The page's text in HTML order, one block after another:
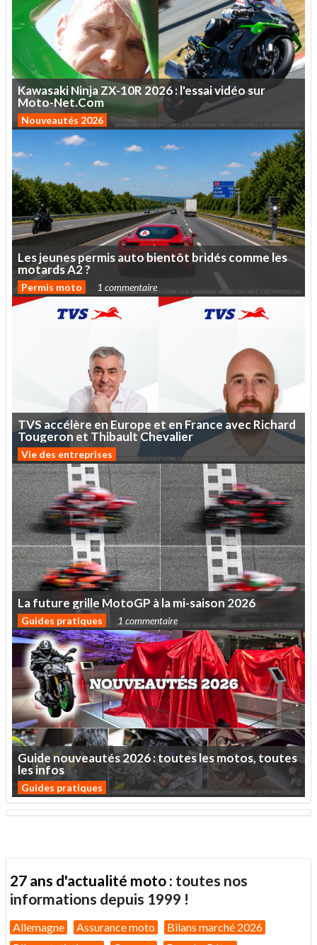
KawasakiNinjaZX-10R2026:l'essaividéosur
Moto-Net.Com
Nouveautés 2026
Lesjeunespermisautobientôt bridéscommeles
motardsA2?
Permis moto 1 commentaire
TVSaccélère enEurope et enFrance avecRichard
Tougeron et Thibault Chevalier
Vie des entreprises
Lafuturegrille MotoGP àlami-saison 2026
Guides pratiques 1 commentaire
Guidenouveautés2026:touteslesmotos,toutes
lesinfos
Guides pratiques
27 ans d'actualité moto : toutes nos
informations depuis 1999 !
Allemagne Assurance moto
Bilans marché 2026